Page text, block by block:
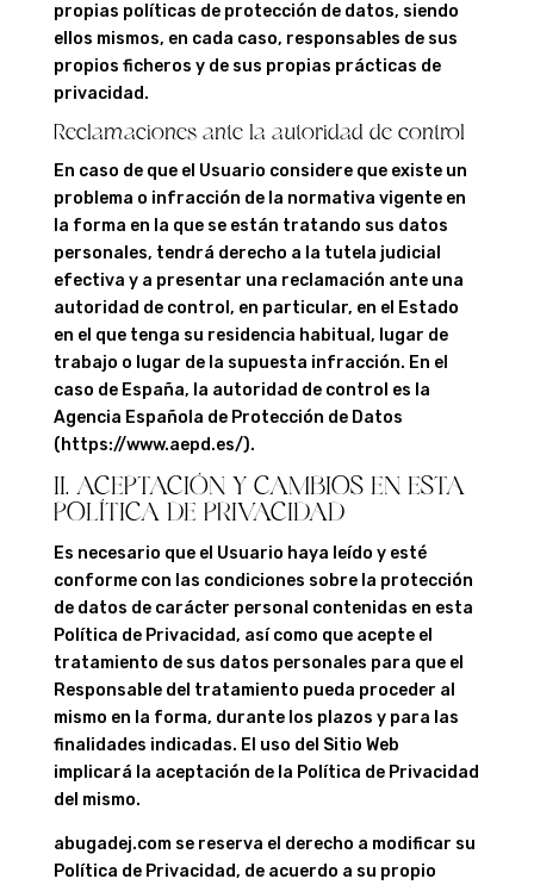
propias políticas de protección de datos, siendo
ellos mismos, en cada caso, responsables de sus
propios ficheros y de sus propias prácticas de
privacidad.
Reclamaciones ante la autoridad de control
En caso de que el Usuario considere que existe un
problema o infracción de la normativa vigente en
la forma en la que se están tratando sus datos
personales, tendrá derecho a la tutela judicial
efectiva y a presentar una reclamación ante una
autoridad de control, en particular, en el Estado
en el que tenga su residencia habitual, lugar de
trabajo o lugar de la supuesta infracción. En el
caso de España, la autoridad de control es la
Agencia Española de Protección de Datos
(https://www.aepd.es/).
II. ACEPTACIÓN Y CAMBIOS EN ESTA
POLÍTICA DE PRIVACIDAD
Es necesario que el Usuario haya leído y esté
conforme con las condiciones sobre la protección
de datos de carácter personal contenidas en esta
Política de Privacidad, así como que acepte el
tratamiento de sus datos personales para que el
Responsable del tratamiento pueda proceder al
mismo en la forma, durante los plazos y para las
finalidades indicadas. El uso del Sitio Web
implicará la aceptación de la Política de Privacidad
del mismo.
abugadej.comse reserva el derecho a modificar su
Política de Privacidad, de acuerdo a su propio